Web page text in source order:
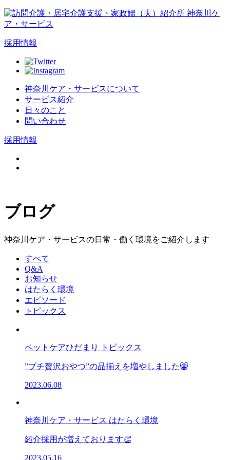
採用情報
神奈川ケア・サービスについて
サービス紹介
日々のこと
問い合わせ
採用情報
ブログ
神奈川ケア・サービスの日常・働く環境をご紹介します
すべて
Q&A
お知らせ
はたらく環境
エピソード
トピックス
ペットケアひだまり トピックス
”プチ贅沢おやつ”の品揃えを増やしました😸
2023.06.08
神奈川ケア・サービス はたらく環境
紹介採用が増えております👏
2023.05.16